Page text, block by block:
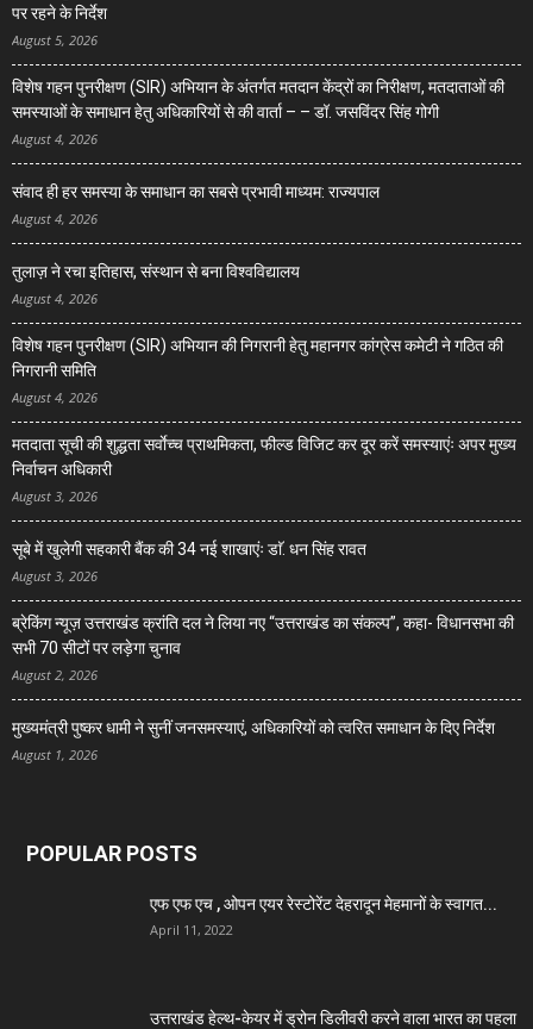
पर रहने के निर्देश
August 5, 2026
विशेष गहन पुनरीक्षण (SIR) अभियान के अंतर्गत मतदान केंद्रों का निरीक्षण, मतदाताओं की
समस्याओं के समाधान हेतु अधिकारियों से की वार्ता – – डॉ. जसविंदर सिंह गोगी
August 4, 2026
संवाद ही हर समस्या के समाधान का सबसे प्रभावी माध्यम: राज्यपाल
August 4, 2026
तुलाज़ ने रचा इतिहास, संस्थान से बना विश्वविद्यालय
August 4, 2026
विशेष गहन पुनरीक्षण (SIR) अभियान की निगरानी हेतु महानगर कांग्रेस कमेटी ने गठित की
निगरानी समिति
August 4, 2026
मतदाता सूची की शुद्धता सर्वाेच्च प्राथमिकता, फील्ड विजिट कर दूर करें समस्याएंः अपर मुख्य
निर्वाचन अधिकारी
August 3, 2026
सूबे में खुलेगी सहकारी बैंक की 34 नई शाखाएंः डाॅ. धन सिंह रावत
August 3, 2026
ब्रेकिंग न्यूज़ उत्तराखंड क्रांति दल ने लिया नए “उत्तराखंड का संकल्प”, कहा- विधानसभा की
सभी 70 सीटों पर लड़ेगा चुनाव
August 2, 2026
मुख्यमंत्री पुष्कर धामी ने सुनीं जनसमस्याएं, अधिकारियों को त्वरित समाधान के दिए निर्देश
August 1, 2026
POPULAR POSTS
एफ एफ एच , ओपन एयर रेस्टोरेंट देहरादून मेहमानों के स्वागत...
April 11, 2022
उत्तराखंड हेल्थ-केयर में ड्रोन डिलीवरी करने वाला भारत का पहला